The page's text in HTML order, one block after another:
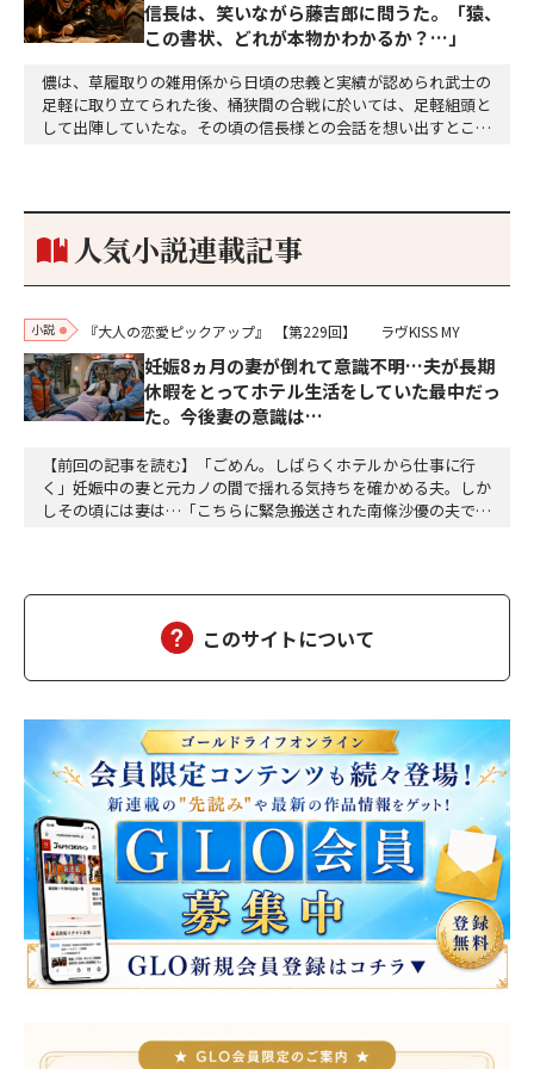
信長は、笑いながら藤吉郎に問うた。「猿、
この書状、どれが本物かわかるか？…」
儂は、草履取りの雑用係から日頃の忠義と実績が認められ武士の
足軽に取り立てられた後、桶狭間の合戦に於いては、足軽組頭と
して出陣していたな。その頃の信長様との会話を想い出すとこん
り。どうして勝てたのか、未だにわかりません。…
人気小説連載記事
小説 『大人の恋愛ピックアップ』 【第229回】 ラヴKISS MY
妊娠8ヵ月の妻が倒れて意識不明…夫が長期
休暇をとってホテル生活をしていた最中だっ
た。今後妻の意識は…
【前回の記事を読む】「ごめん。しばらくホテルから仕事に行
く」妊娠中の妻と元カノの間で揺れる気持ちを確かめる夫。しか
しその頃には妻は…「こちらに緊急搬送された南條沙優の夫です
しばらくして、担当医の先生が俺の元にやってきた。「南…
このサイトについて